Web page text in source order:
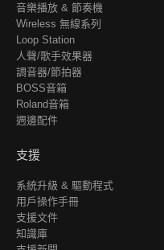
音樂播放 & 節奏機
Wireless 無線系列
Loop Station
人聲/歌手效果器
調音器/節拍器
BOSS音箱
Roland音箱
週邊配件
支援
系統升級 & 驅動程式
用戶操作手冊
支援文件
知識庫